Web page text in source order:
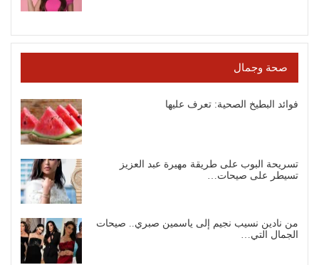
صحة وجمال
فوائد البطيخ الصحية: تعرف عليها
تسريحة البوب على طريقة مهيرة عبد العزيز
تسيطر على صيحات…
من نادين نسيب نجيم إلى ياسمين صبري.. صيحات
الجمال التي…